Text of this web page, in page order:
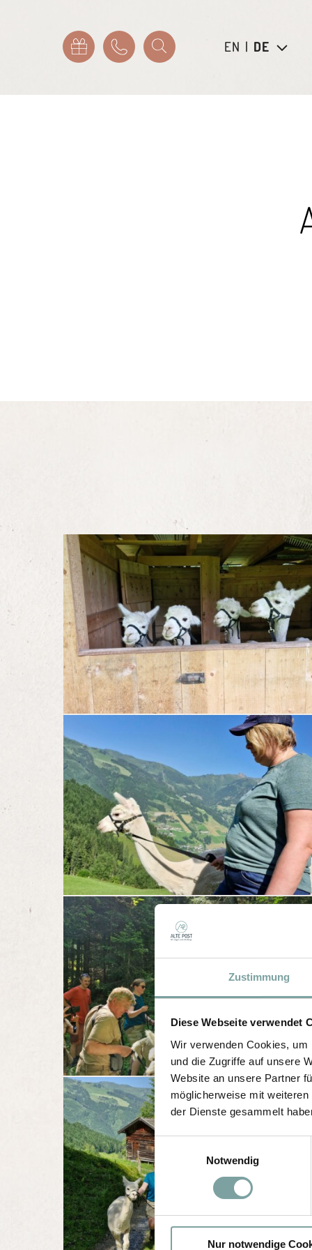
Zustimmung
Diese Webseite verwendet
Wir verwenden Cookies,
und die Zugriffe auf unsere
Website an unsere Partner
möglicherweise mit
der Dienste gesammelt
E
i
n
w
i
l
l
Notwendig
Nur notwendige
EN | DE